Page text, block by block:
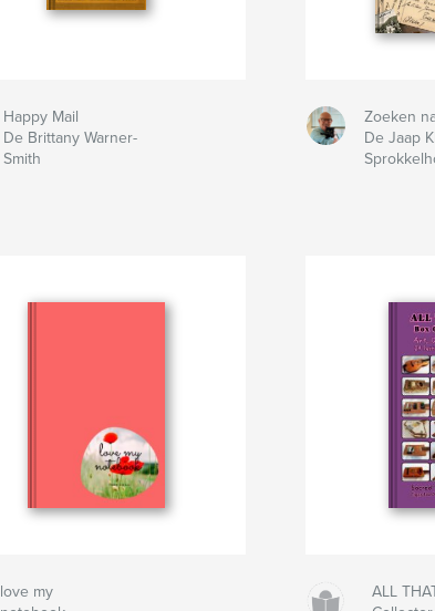
Happy Mail
De Brittany Warner-
Smith
Zoeken
De Jaap
love my
ALL